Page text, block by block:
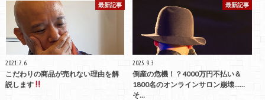
最新記事
2021.7.6
こだわりの商品が売れない理由を解
説します
最新記事
2025.9.3
倒産の危機！？4000万円不払い＆
1800名のオンラインサロン崩壊……
そ…